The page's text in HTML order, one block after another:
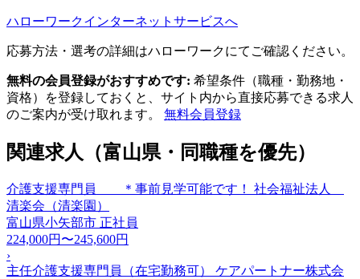
ハローワークインターネットサービスへ
応募方法・選考の詳細はハローワークにてご確認ください。
無料の会員登録がおすすめです: 希望条件（職種・勤務地・
資格）を登録しておくと、サイト内から直接応募できる求人
のご案内が受け取れます。 無料会員登録
関連求人（富山県・同職種を優先）
介護支援専門員 ＊事前見学可能です！ 社会福祉法人
清楽会（清楽園）
富山県小矢部市 正社員
224,000円〜245,600円
›
主任介護支援専門員（在宅勤務可） ケアパートナー株式会